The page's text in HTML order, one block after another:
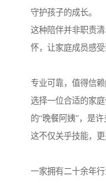
守护孩子的成长。
这种陪伴并非职责
怀，让家庭成员感受
专业可靠，值得信
选择一位合适的家
的“晚餐阿姨”，是许
这不仅关乎技能，更
一家拥有二十余年